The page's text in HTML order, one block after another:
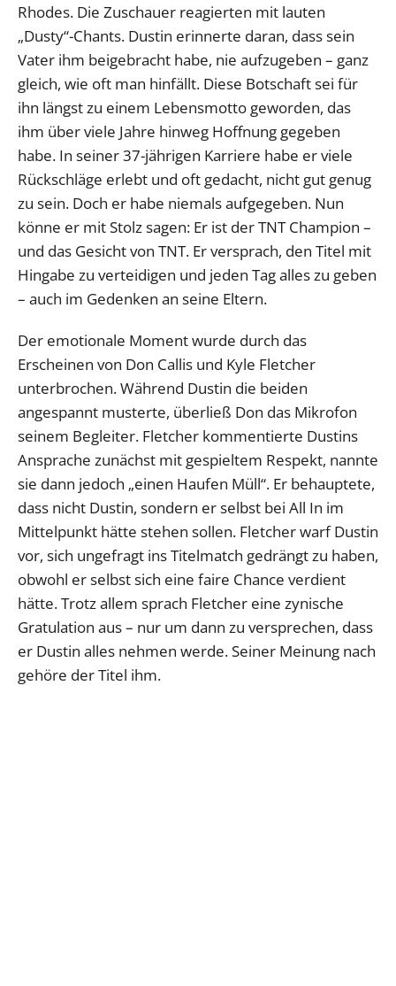
Rhodes. Die Zuschauer reagierten mit lauten
„Dusty“-Chants. Dustin erinnerte daran, dass sein
Vater ihm beigebracht habe, nie aufzugeben – ganz
gleich, wie oft man hinfällt. Diese Botschaft sei für
ihn längst zu einem Lebensmotto geworden, das
ihm über viele Jahre hinweg Hoffnung gegeben
habe. In seiner 37-jährigen Karriere habe er viele
Rückschläge erlebt und oft gedacht, nicht gut genug
zu sein. Doch er habe niemals aufgegeben. Nun
könne er mit Stolz sagen: Er ist der TNT Champion –
und das Gesicht von TNT. Er versprach, den Titel mit
Hingabe zu verteidigen und jeden Tag alles zu geben
– auch im Gedenken an seine Eltern.
Der emotionale Moment wurde durch das
Erscheinen von Don Callis und Kyle Fletcher
unterbrochen. Während Dustin die beiden
angespannt musterte, überließ Don das Mikrofon
seinem Begleiter. Fletcher kommentierte Dustins
Ansprache zunächst mit gespieltem Respekt, nannte
sie dann jedoch „einen Haufen Müll“. Er behauptete,
dass nicht Dustin, sondern er selbst bei All In im
Mittelpunkt hätte stehen sollen. Fletcher warf Dustin
vor, sich ungefragt ins Titelmatch gedrängt zu haben,
obwohl er selbst sich eine faire Chance verdient
hätte. Trotz allem sprach Fletcher eine zynische
Gratulation aus – nur um dann zu versprechen, dass
er Dustin alles nehmen werde. Seiner Meinung nach
gehöre der Titel ihm.